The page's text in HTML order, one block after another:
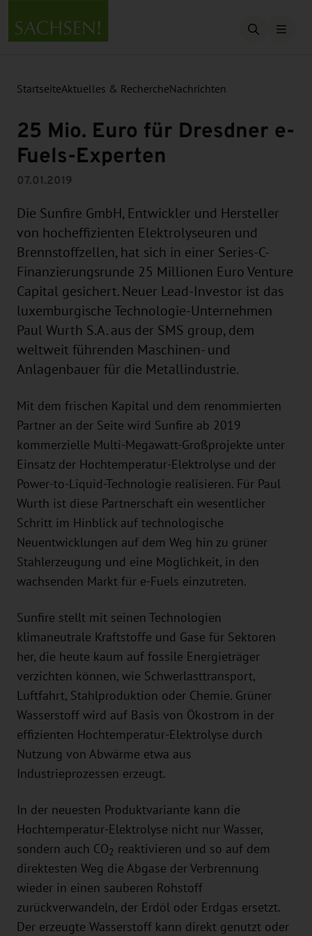
Suche
StartseiteAktuelles & RechercheNachrichten
25 Mio. Euro für Dresdner e-
Fuels-Experten
07.01.2019
Die Sunfire GmbH, Entwickler und Hersteller
von hocheffizienten Elektrolyseuren und
Brennstoffzellen, hat sich in einer Series-C-
Finanzierungsrunde 25 Millionen Euro Venture
Capital gesichert. Neuer Lead-Investor ist das
luxemburgische Technologie-Unternehmen
Paul Wurth S.A. aus der SMS group, dem
weltweit führenden Maschinen- und
Anlagenbauer für die Metallindustrie.
Mit dem frischen Kapital und dem renommierten
Partner an der Seite wird Sunfire ab 2019
kommerzielle Multi-Megawatt-Großprojekte unter
Einsatz der Hochtemperatur-Elektrolyse und der
Power-to-Liquid-Technologie realisieren. Für Paul
Wurth ist diese Partnerschaft ein wesentlicher
Schritt im Hinblick auf technologische
Neuentwicklungen auf dem Weg hin zu grüner
Stahlerzeugung und eine Möglichkeit, in den
wachsenden Markt für e-Fuels einzutreten.
Sunfire stellt mit seinen Technologien
klimaneutrale Kraftstoffe und Gase für Sektoren
her, die heute kaum auf fossile Energieträger
verzichten können, wie Schwerlasttransport,
Luftfahrt, Stahlproduktion oder Chemie. Grüner
Wasserstoff wird auf Basis von Ökostrom in der
effizienten Hochtemperatur-Elektrolyse durch
Nutzung von Abwärme etwa aus
Industrieprozessen erzeugt.
In der neuesten Produktvariante kann die
Hochtemperatur-Elektrolyse nicht nur Wasser,
sondern auch CO2 reaktivieren und so auf dem
direktesten Weg die Abgase der Verbrennung
wieder in einen sauberen Rohstoff
zurückverwandeln, der Erdöl oder Erdgas ersetzt.
Der erzeugte Wasserstoff kann direkt genutzt oder